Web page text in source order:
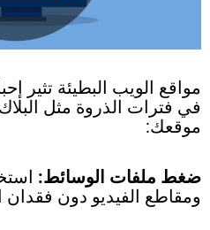
مواقع الويب البطيئة تثير
في فترات الذروة مثل
موقعك:
ضغط ملفات الوسائط:
ومقاطع الفيديو دون فقدان